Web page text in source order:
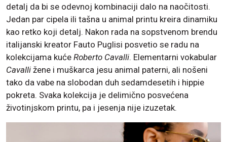
detalj da bi se odevnoj kombinaciji dalo na naočitosti.
Jedan par cipela ili tašna u animal printu kreira dinamiku
kao retko koji detalj. Nakon rada na sopstvenom brendu
italijanski kreator Fauto Puglisi posvetio se radu na
kolekcijama kuće Roberto Cavalli. Elementarni vokabular
Cavalli žene i muškarca jesu animal paterni, ali nošeni
tako da vabe na slobodan duh sedamdesetih i hippie
pokreta. Svaka kolekcija je delimično posvećena
životinjskom printu, pa i jesenja nije izuzetak.